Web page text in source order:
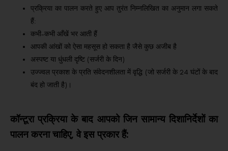
प्रक्रिया का पालन करते हुए आप तुरंत निम्नलिखित का अनुमान लगा सकते
हैं:
कभी-कभी आँखें भर आती हैं
आपकी आंखों को ऐसा महसूस हो सकता है जैसे कुछ अजीब है
अस्पष्ट या धुंधली दृष्टि (सर्जरी के दिन)
उज्ज्वल प्रकाश के प्रति संवेदनशीलता में वृद्धि (जो सर्जरी के 24 घंटों के बाद
बंद हो जाती है)।
कॉन्टूरा प्रक्रिया के बाद आपको जिन सामान्य दिशानिर्देशों का
पालन करना चाहिए, वे इस प्रकार हैं: